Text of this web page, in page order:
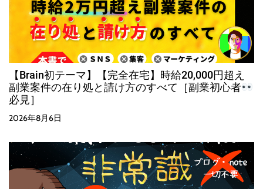
【Brain初テーマ】【完全在宅】時給20,000円超え
副業案件の在り処と請け方のすべて［副業初心者
必見］
2026年8月6日